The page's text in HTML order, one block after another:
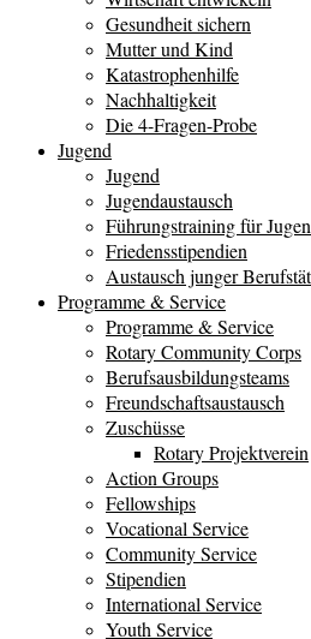
Gesundheit sichern
Mutter und Kind
Katastrophenhilfe
Nachhaltigkeit
Die 4-Fragen-Probe
Jugend
Jugend
Jugendaustausch
Führungstraining für
Friedensstipendien
Austausch junger
Programme & Service
Programme & Service
Rotary Community Corps
Berufsausbildungsteams
Freundschaftsaustausch
Zuschüsse
Rotary Projektverein
Action Groups
Fellowships
Vocational Service
Community Service
Stipendien
International Service
Youth Service